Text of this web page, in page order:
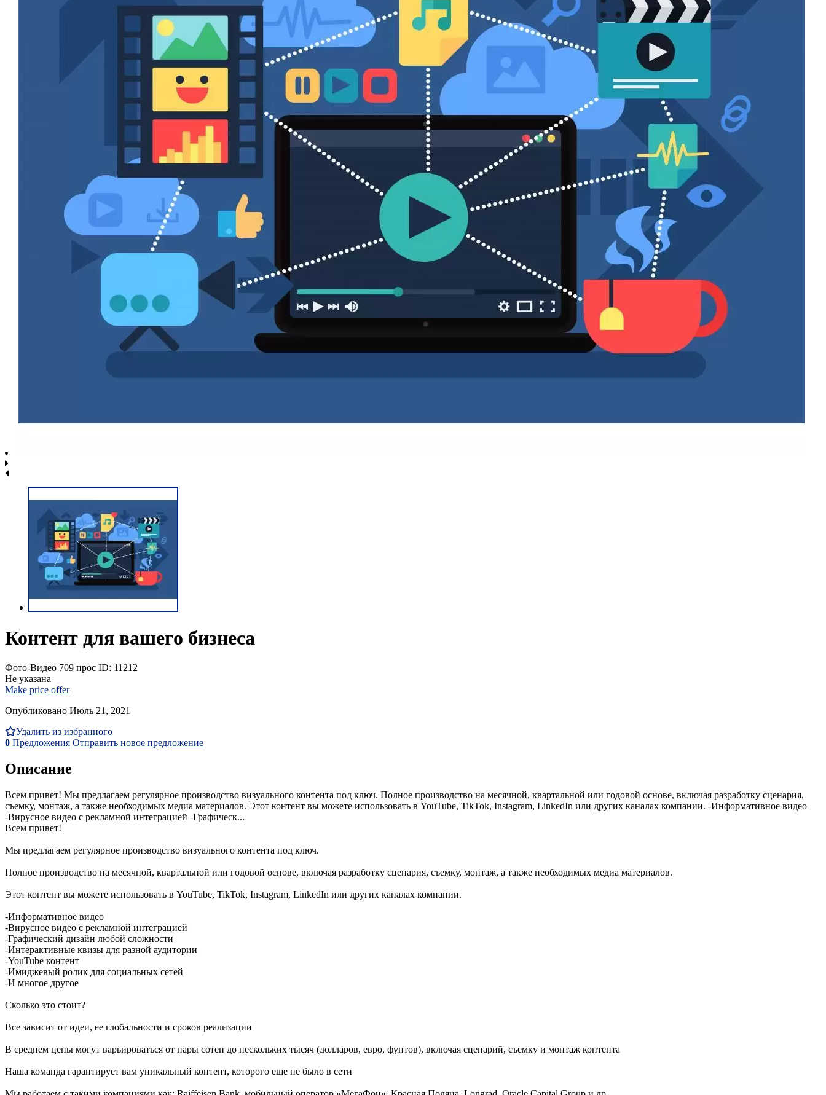
Контент для вашего бизнеса
Фото-Видео 709 прос ID: 11212
Не указана
Make price offer
Опубликовано Июль 21, 2021
Удалить из избранного
0 Предложения Отправить новое предложение
Описание
Всем привет! Мы предлагаем регулярное производство визуального контента под ключ. Полное производство на месячной, квартальной или годовой основе, включая разработку сценария,
съемку, монтаж, а также необходимых медиа материалов. Этот контент вы можете использовать в YouTube, TikTok, Instagram, LinkedIn или других каналах компании. -Информативное видео
-Вирусное видео с рекламной интеграцией -Графическ...
Всем привет!
Мы предлагаем регулярное производство визуального контента под ключ.
Полное производство на месячной, квартальной или годовой основе, включая разработку сценария, съемку, монтаж, а также необходимых медиа материалов.
Этот контент вы можете использовать в YouTube, TikTok, Instagram, LinkedIn или других каналах компании.
-Информативное видео
-Вирусное видео с рекламной интеграцией
-Графический дизайн любой сложности
-Интерактивные квизы для разной аудитории
-YouTube контент
-Имиджевый ролик для социальных сетей
-И многое другое
Сколько это стоит?
Все зависит от идеи, ее глобальности и сроков реализации
В среднем цены могут варьироваться от пары сотен до нескольких тысяч (долларов, евро, фунтов), включая сценарий, съемку и монтаж контента
Наша команда гарантирует вам уникальный контент, которого еще не было в сети